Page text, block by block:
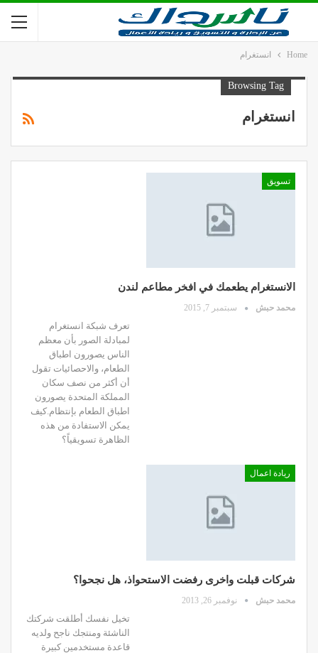
Home انستغرام
Browsing Tag
انستغرام
تسويق
الانستغرام يطعمك في افخر مطاعم لندن
محمد حبش سبتمبر 7, 2015
تعرف شبكة انستغرام
لمبادلة الصور بأن معظم
الناس يصورون اطباق
الطعام، والاحصائيات تقول
أن أكثر من نصف سكان
المملكة المتحدة يصورون
اطباق الطعام بإنتظام.كيف
يمكن الاستفادة من هذه
الظاهرة تسويقياً؟
ريادة اعمال
شركات قبلت واخرى رفضت الاستحواذ، هل نجحوا؟
محمد حبش نوفمبر 26, 2013
تخيل نفسك أطلقت شركتك
الناشئة ومنتجك ناجح ولديه
قاعدة مستخدمين كبيرة